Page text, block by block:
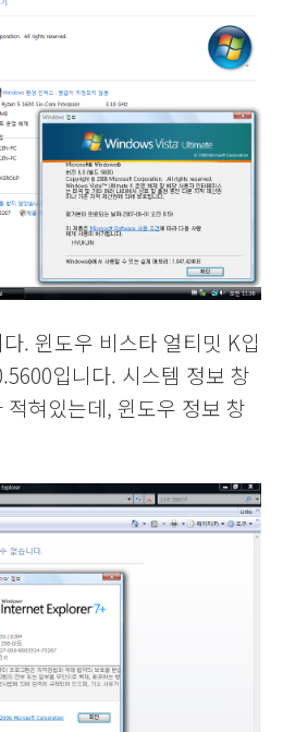
. 윈도우 비스타 얼티밋 K입
입니다. 시스템 정보 창
혀있는데, 윈도우 정보 창